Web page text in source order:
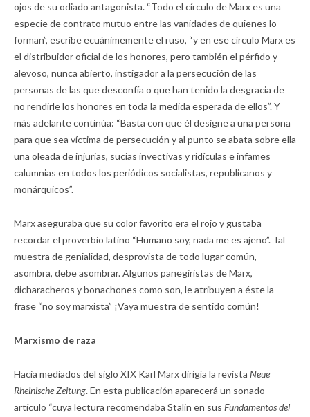
ojos de su odiado antagonista. “Todo el círculo de Marx es una
especie de contrato mutuo entre las vanidades de quienes lo
forman”, escribe ecuánimemente el ruso, “y en ese círculo Marx es
el distribuidor oficial de los honores, pero también el pérfido y
alevoso, nunca abierto, instigador a la persecución de las
personas de las que desconfía o que han tenido la desgracia de
no rendirle los honores en toda la medida esperada de ellos”. Y
más adelante continúa: “Basta con que él designe a una persona
para que sea víctima de persecución y al punto se abata sobre ella
una oleada de injurias, sucias invectivas y ridículas e infames
calumnias en todos los periódicos socialistas, republicanos y
monárquicos”.
Marx aseguraba que su color favorito era el rojo y gustaba
recordar el proverbio latino “Humano soy, nada me es ajeno”. Tal
muestra de genialidad, desprovista de todo lugar común,
asombra, debe asombrar. Algunos panegiristas de Marx,
dicharacheros y bonachones como son, le atribuyen a éste la
frase “no soy marxista” ¡Vaya muestra de sentido común!
Marxismo de raza
Hacia mediados del siglo XIX Karl Marx dirigía la revista Neue
Rheinische Zeitung. En esta publicación aparecerá un sonado
artículo “cuya lectura recomendaba Stalin en sus Fundamentos del